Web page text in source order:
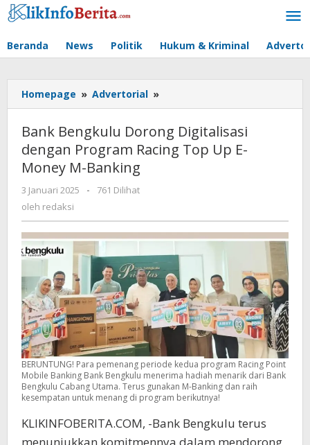
Lewati
ke
Beranda News Politik Hukum & Kriminal
Homepage » Advertorial »
Bengkulu
Digitalisasi
dengan
E-
Money
M-
Banking
Bank Bengkulu Dorong Digitalisasi
dengan Program Racing Top Up E-
Money M-Banking
3 Januari 2025
oleh
-
761 Dilihat
oleh redaksi
BERUNTUNG! Para pemenang periode kedua program Racing Point
Mobile Banking Bank Bengkulu menerima hadiah menarik dari Bank
Bengkulu Cabang Utama. Terus gunakan M-Banking dan raih
kesempatan untuk menang di program berikutnya!
KLIKINFOBERITA.COM, -Bank Bengkulu terus